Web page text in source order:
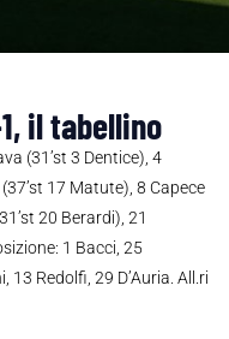
il tabellino
(31’st 3 Dentice), 4
17 Matute), 8 Capece
20 Berardi), 21
1 Bacci, 25
Redolfi, 29 D’Auria. All.ri